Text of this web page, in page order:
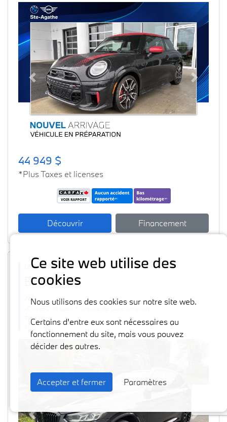
Previous Next
44 949 $
*Plus Taxes et licenses
Découvrir Financement
Disponible
BMW 2024
X3
#36126
60871 km
Previous Next
Ce site web utilise des
cookies
Nous utilisons des cookies sur notre site web.
Certains d'entre eux sont nécessaires au
fonctionnement du site, mais vous pouvez
décider des autres.
Accepter et fermer Paramètres